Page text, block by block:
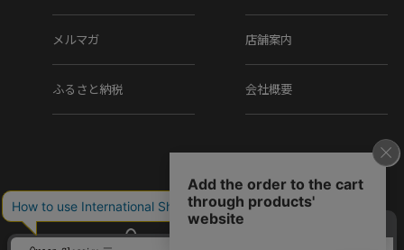
メルマガ
ふるさと納税
店舗案内
会社概要